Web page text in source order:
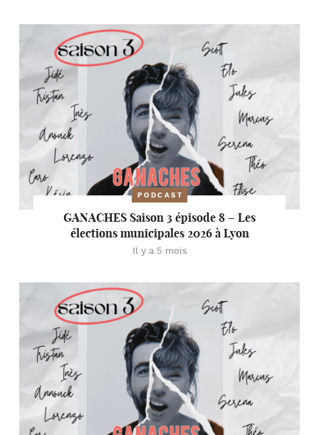
PODCAST
GANACHES Saison 3 épisode 8 – Les
élections municipales 2026 à Lyon
Il y a 5 mois